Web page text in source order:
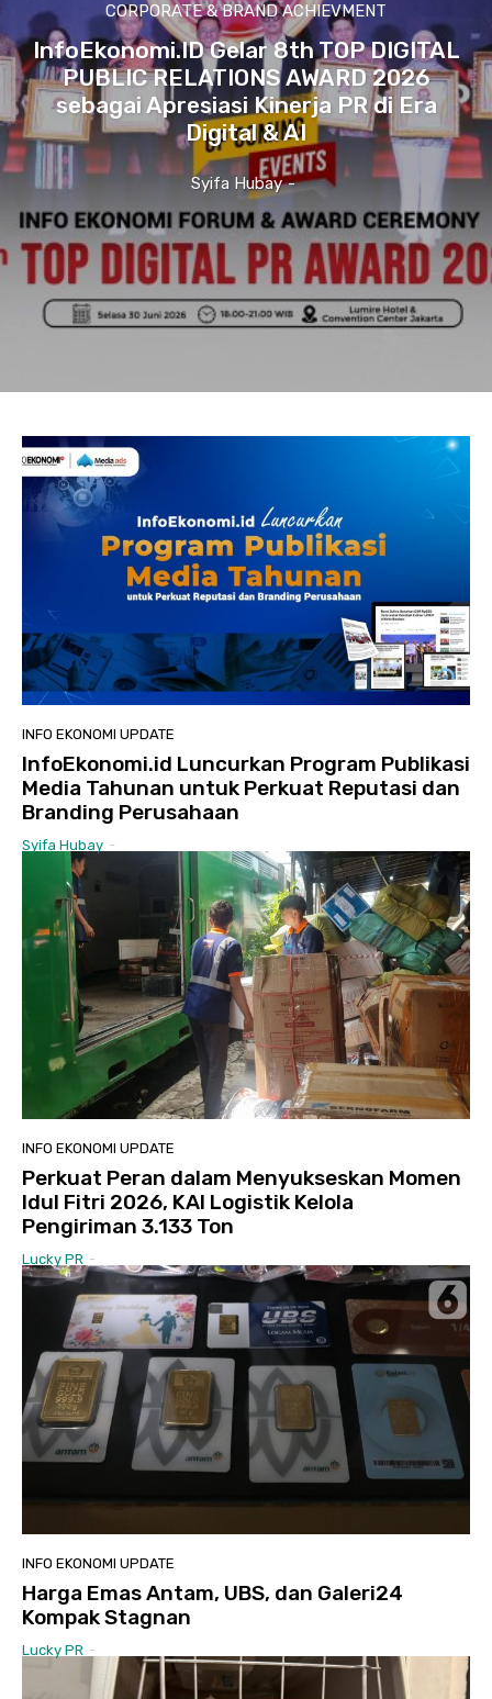
CORPORATE & BRAND ACHIEVMENT
InfoEkonomi.ID Gelar 8th TOP DIGITAL
PUBLIC RELATIONS AWARD 2026
sebagai Apresiasi Kinerja PR di Era
Digital & AI
Syifa Hubay -
INFO EKONOMI UPDATE
InfoEkonomi.id Luncurkan Program Publikasi
Media Tahunan untuk Perkuat Reputasi dan
Branding Perusahaan
Syifa Hubay -
INFO EKONOMI UPDATE
Perkuat Peran dalam Menyukseskan Momen
Idul Fitri 2026, KAI Logistik Kelola
Pengiriman 3.133 Ton
Lucky PR -
INFO EKONOMI UPDATE
Harga Emas Antam, UBS, dan Galeri24
Kompak Stagnan
Lucky PR -